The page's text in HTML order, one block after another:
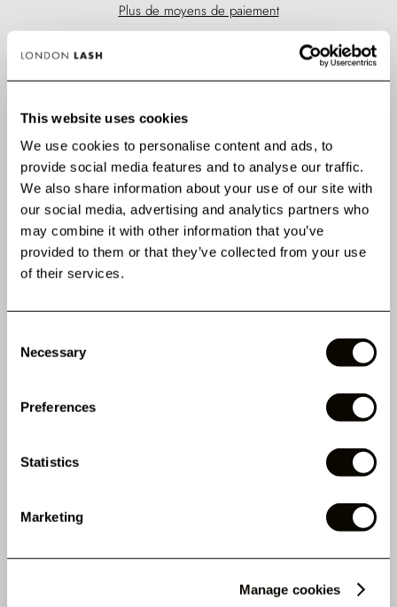
This website uses cookies
We use cookies to personalise content and ads, to
provide social media features and to analyse our traffic.
We also share information about your use of our site with
our social media, advertising and analytics partners who
may combine it with other information that you’ve
provided to them or that they’ve collected from your use
of their services.
Selection
Necessary
Preferences
Statistics
Marketing
Manage cookies
Plus de moyens de paiement
✅ SANS RISQUE. Adoptez-le ou soyez remboursé(e).
Kitten Lashes Noires,maintenant enlongueurs
individuelles !
ACHETER MAINTENANT
AVANTAGES CLÉS
ÉGALEMENT ACHETÉ